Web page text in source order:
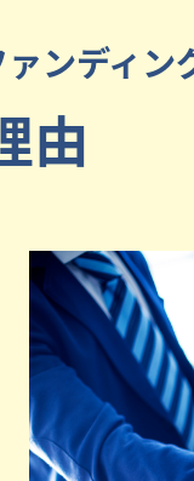
ンディン
由